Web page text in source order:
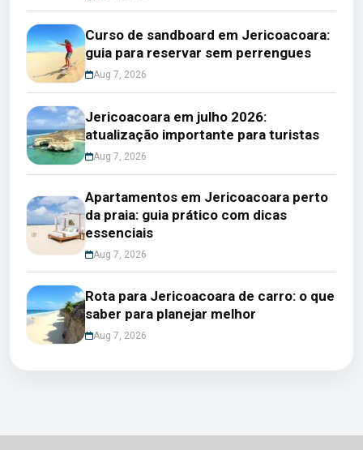
Curso de sandboard em Jericoacoara:
guia para reservar sem perrengues
Aug 7, 2026
Jericoacoara em julho 2026:
atualização importante para turistas
Aug 7, 2026
Apartamentos em Jericoacoara perto
da praia: guia prático com dicas
essenciais
Aug 7, 2026
Rota para Jericoacoara de carro: o que
saber para planejar melhor
Aug 7, 2026